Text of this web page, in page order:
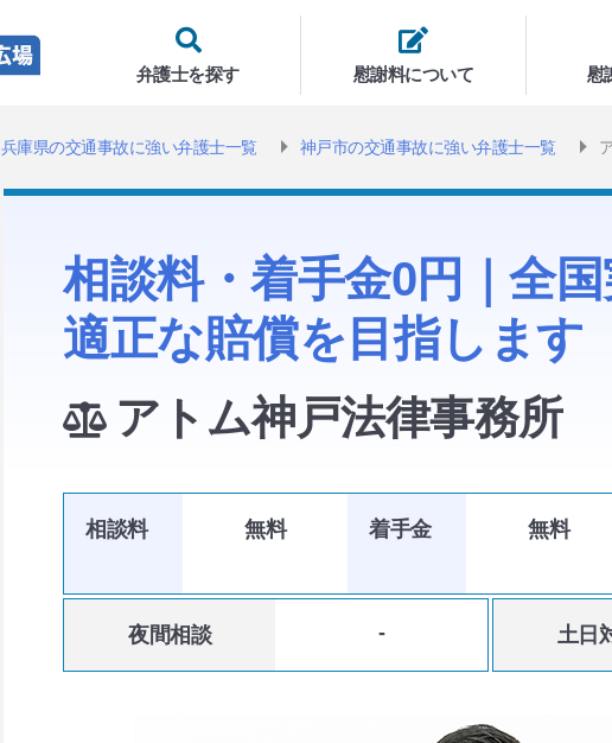
弁護士を探す 慰謝料について 慰
兵庫県の交通事故に強い弁護士一覧 神戸市の交通事故に強い弁護士一覧
相談料・着手金0円｜全
適正な賠償を目指します
アトム神戸法律事務所
相談料 無料 着手金 無料
夜間相談 - 土日